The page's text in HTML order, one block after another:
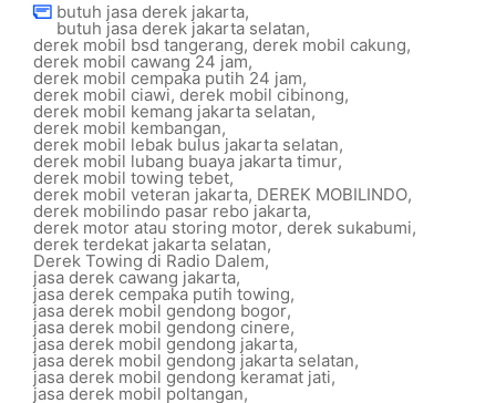
butuh jasa derek jakarta,
butuh jasa derek jakarta selatan,
derek mobil bsd tangerang, derek mobil cakung,
derek mobil cawang 24 jam,
derek mobil cempaka putih 24 jam,
derek mobil ciawi, derek mobil cibinong,
derek mobil kemang jakarta selatan,
derek mobil kembangan,
derek mobil lebak bulus jakarta selatan,
derek mobil lubang buaya jakarta timur,
derek mobil towing tebet,
derek mobil veteran jakarta, DEREK MOBILINDO,
derek mobilindo pasar rebo jakarta,
derek motor atau storing motor, derek sukabumi,
derek terdekat jakarta selatan,
Derek Towing di Radio Dalem,
jasa derek cawang jakarta,
jasa derek cempaka putih towing,
jasa derek mobil gendong bogor,
jasa derek mobil gendong cinere,
jasa derek mobil gendong jakarta,
jasa derek mobil gendong jakarta selatan,
jasa derek mobil gendong keramat jati,
jasa derek mobil poltangan,